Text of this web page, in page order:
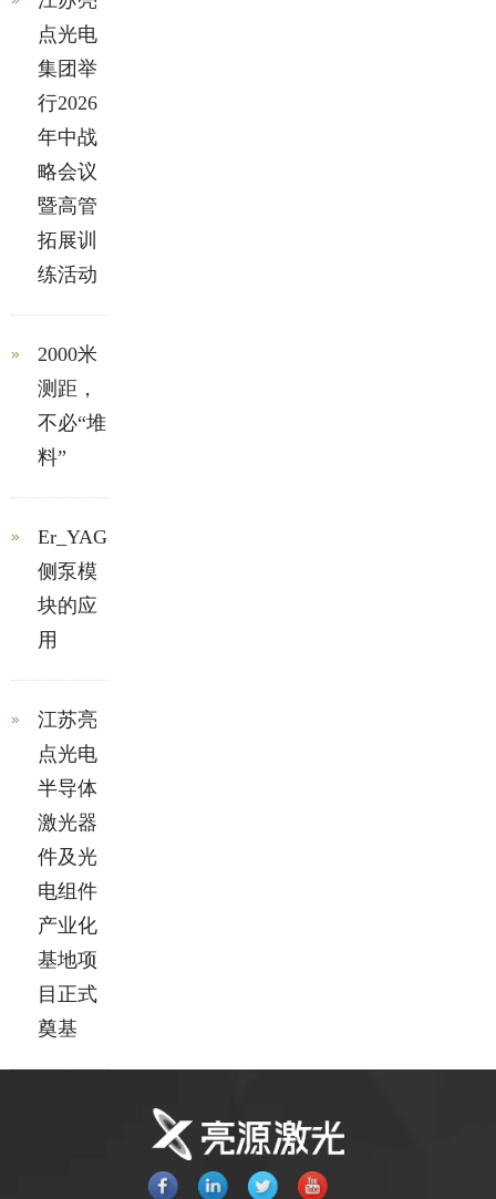
点光电
集团举
行2026
年中战
略会议
暨高管
拓展训
练活动
2000米
测距，
不必“堆
料”
Er_YAG
侧泵模
块的应
用
江苏亮
点光电
半导体
激光器
件及光
电组件
产业化
基地项
目正式
奠基